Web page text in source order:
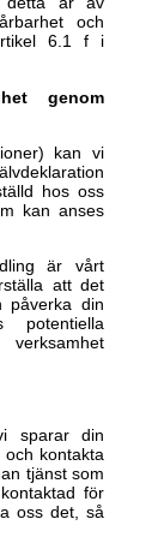
och
6.1 f i
genom
kan vi
hos oss
kan anses
är vårt
att det
påverka din
potentiella
verksamhet
sparar din
kontakta
tjänst som
för
oss det, så